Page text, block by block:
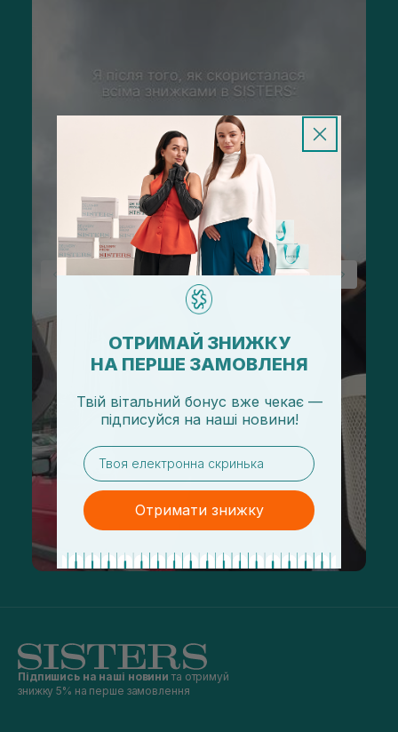
Підпишись на наші новини та отримуй
знижку 5% на перше замовлення
ОТРИМАЙ ЗНИЖКУ
НА ПЕРШЕ ЗАМОВЛЕНЯ
Твій вітальний бонус вже чекає —
підписуйся на наші новини!
email
Отримати знижку